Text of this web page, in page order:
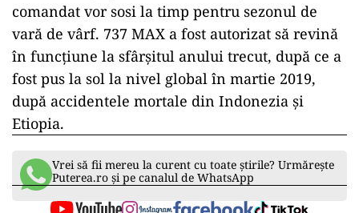
comandat vor sosi la timp pentru sezonul de
vară de vârf. 737 MAX a fost autorizat să revină
în funcțiune la sfârșitul anului trecut, după ce a
fost pus la sol la nivel global în martie 2019,
după accidentele mortale din Indonezia și
Etiopia.
Vrei să fii mereu la curent cu toate știrile? Urmărește
Puterea.ro și pe canalul de WhatsApp